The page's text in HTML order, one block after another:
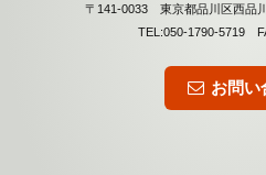
〒141-0033 東京都品川区西品
TEL:050-1790-5719
お問い